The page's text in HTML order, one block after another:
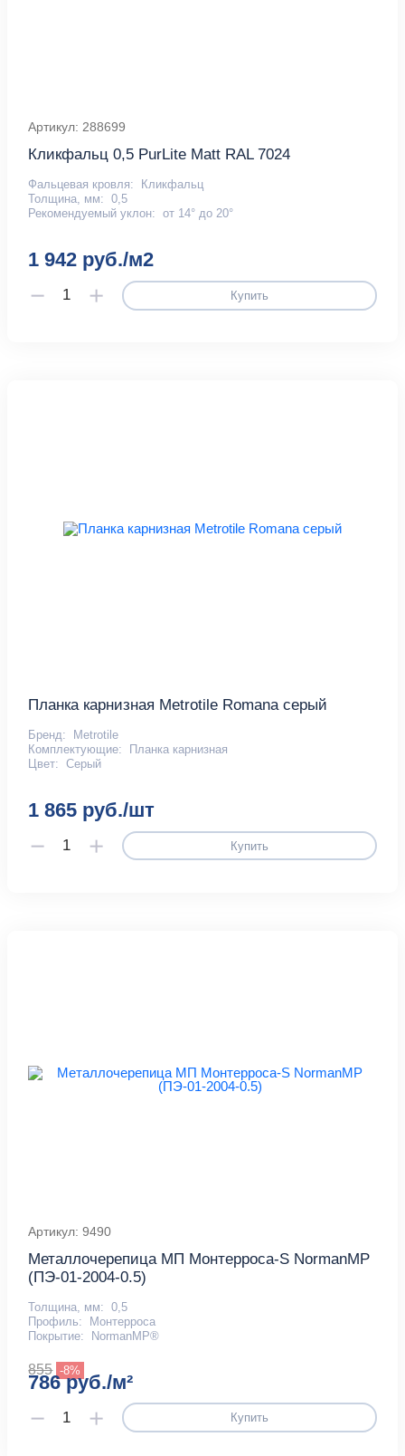
Артикул: 288699
Кликфальц 0,5 PurLite Мatt RAL 7024
Фальцевая кровля:
Кликфальц
Толщина, мм: 0,5
Рекомендуемый уклон: от 14° до 20°
1 942 руб./м2
Купить
Планка карнизная Metrotile Romana серый
Бренд:
Metrotile
Комплектующие:
Планка карнизная
Цвет: Серый
1 865 руб./шт
Купить
Артикул: 9490
Металлочерепица МП Монтерроса-S NormanMP
(ПЭ-01-2004-0.5)
Толщина, мм: 0,5
Профиль:
Монтерроса
Покрытие:
NormanMP®
855 -8%
786 руб./м²
Купить